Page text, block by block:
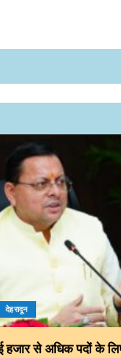
देहरादून
हजार से अधिक पदों के